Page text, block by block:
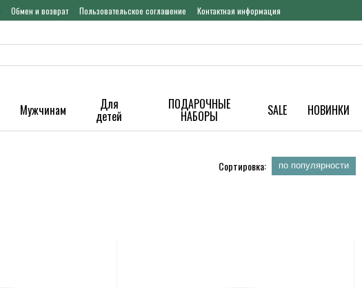
Обмен и возврат Пользовательское соглашение Контактная информация
Мужчинам Для
детей
ПОДАРОЧНЫЕ
НАБОРЫ SALE НОВИНКИ
Сортировка: по популярности